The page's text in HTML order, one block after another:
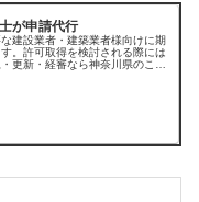
が申請代行
建設業者・建築業者様向けに期
。許可取得を検討される際には
更新・経審なら神奈川県のこま